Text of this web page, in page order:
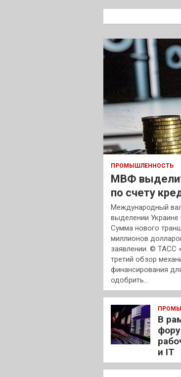
к
ПРОМЫШЛЕННОСТЬ
МВФ
по счету
Международный
выделении Украине
Сумма нового
миллионов
заявлении. © ТАСС
третий обзор
финансирования
одобрить…
В
и IT